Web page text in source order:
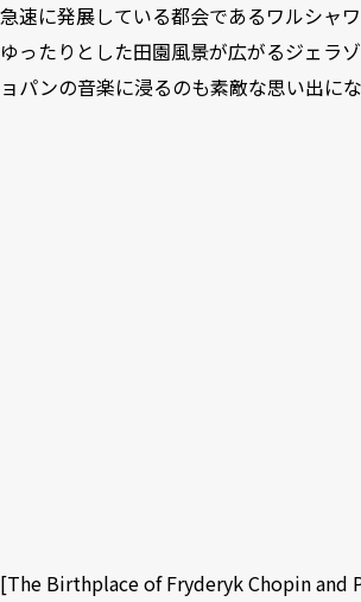
急速に発展している都会であるワルシャ
ゆったりとした田園風景が広がるジェラ
ョパンの音楽に浸るのも素敵な思い出にな
[The Birthplace of Fryderyk Chopin and